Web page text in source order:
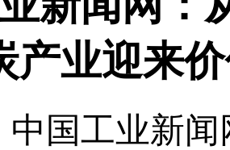
产业迎来
中国工业新闻